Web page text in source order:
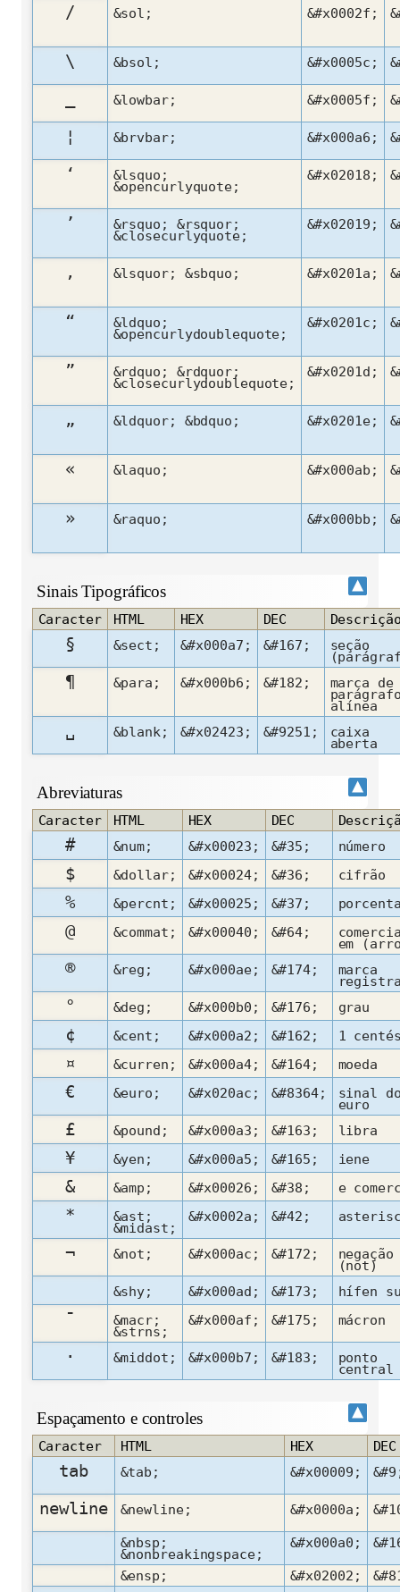
/ &sol; &#x0002f;
\ &bsol; &#x0005c;
&lowbar; &#x0005f;
¦ &brvbar; &#x000a6;
‘ &lsquo;
&opencurlyquote;
&#x02018;
’ &rsquo; &rsquor;
&closecurlyquote;
&#x02019;
‚ &lsquor; &sbquo; &#x0201a;
“ &ldquo;
&opencurlydoublequote;
&#x0201c;
” &rdquo; &rdquor;
&closecurlydoublequote;
&#x0201d;
„ &ldquor; &bdquo; &#x0201e;
« &laquo; &#x000ab;
» &raquo; &#x000bb;
Sinais Tipográficos
Caracter HTML HEX DEC
§ &sect; &#x000a7; &#167; seção
¶ &para; &#x000b6; &#182; marca de
alínea
␣ &blank; &#x02423; &#9251; caixa
aberta
Abreviaturas
Caracter HTML HEX DEC
# &num; &#x00023; &#35; número
$ &dollar; &#x00024; &#36; cifrão
% &percnt; &#x00025; &#37;
@ &commat; &#x00040; &#64;
em
® &reg; &#x000ae; &#174; marca
° &deg; &#x000b0; &#176; grau
¢ &cent; &#x000a2; &#162; 1
¤ &curren; &#x000a4; &#164; moeda
€ &euro; &#x020ac; &#8364; sinal
euro
£ &pound; &#x000a3; &#163; libra
¥ &yen; &#x000a5; &#165; iene
& &amp; &#x00026; &#38; e
* &ast;
&midast;
&#x0002a; &#42;
¬ &not; &#x000ac; &#172; negação
(not)
&shy;
&#x000ad; &#173; hífen
¯ &macr;
&strns;
&#x000af; &#175; mácron
· &middot; &#x000b7; &#183; ponto
central
Espaçamento e controles
Caracter HTML HEX DEC
tab &tab; &#x00009;
newline &newline; &#x0000a;
&nbsp;
&nonbreakingspace;
&#x000a0;
&ensp; &#x02002;